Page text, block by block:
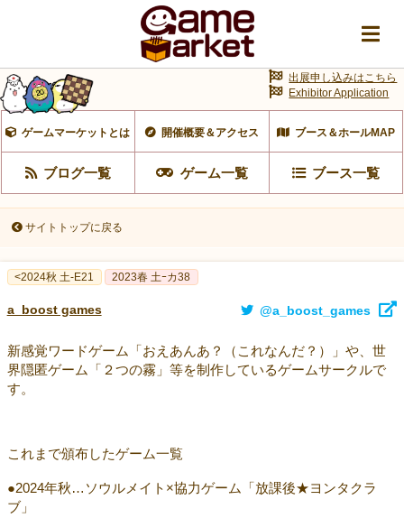
ゲームマーケットとは 開催概要＆アクセス ブース＆ホールMAP
ブログ一覧 ゲーム一覧 ブース一覧
出展申し込みはこちら
Exhibitor Application
サイトトップに戻る
<2024秋 土-E21 2023春 土ｰカ38
a_boost games @a_boost_games
新感覚ワードゲーム「おえあんあ？（これなんだ？）」や、世
界隠匿ゲーム「２つの霧」等を制作しているゲームサークルで
す。
これまで頒布したゲーム一覧
●2024年秋…ソウルメイト×協力ゲーム「放課後★ヨンタクラ
ブ」